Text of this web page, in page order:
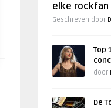
elke
Geschreven door
Top
door
De